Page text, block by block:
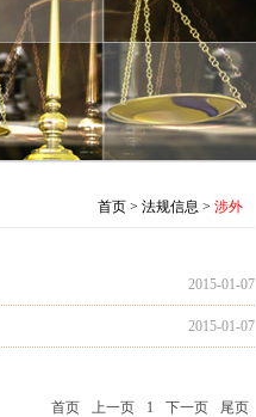
首页 > 法规信息 > 涉外
2015-01-07
2015-01-07
首页 上一页 1 下一页 尾页